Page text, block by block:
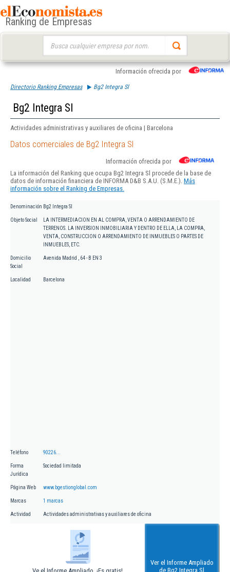
Ranking de Empresas
Información ofrecida por
Directorio Ranking Empresas Bg2 Integra Sl
Bg2 Integra Sl
Actividades administrativas y auxiliares de oficina | Barcelona
Datos comerciales de Bg2 Integra Sl
Información ofrecida por
La información del Ranking que ocupa Bg2 Integra Sl procede de la base de
datos de información financiera de INFORMA D&B S.A.U. (S.M.E.). Más
información sobre el Ranking de Empresas.
Denominación Bg2 Integra Sl
Objeto Social
LA INTERMEDIACION EN AL COMPRA, VENTA O ARRENDAMIENTO DE
TERRENOS. LA INVERSION INMOBILIARIA Y DENTRO DE ELLA, LA COMPRA,
VENTA, CONSTRUCCION O ARRENDAMIENTO DE INMUEBLES O PARTES DE
INMUEBLES, ETC.
Domicilio
Social
Avenida Madrid , 64 - B EN 3
Localidad Barcelona
Teléfono 90226...
Forma
Jurídica
Sociedad limitada
Página Web www.bgestionglobal.com
Marcas 1 marcas
Actividad Actividades administrativas y auxiliares de oficina
Ver el Informe Ampliado
de Bg2 Integra Sl